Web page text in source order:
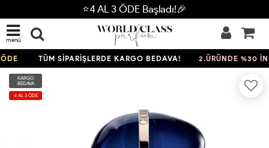
⭐4 AL 3 ÖDE Başladı!🎉
menü
TÜM SİPARİŞLERDE KARGO BEDAVA! 2.ÜRÜNDE %30
KARGO
BEDAVA
4 AL 3 ÖDE